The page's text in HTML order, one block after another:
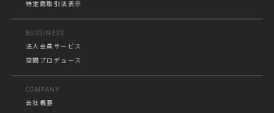
特定商取引法表示
BUSSINESS
法人会員サービス
空間プロデュース
COMPANY
会社概要